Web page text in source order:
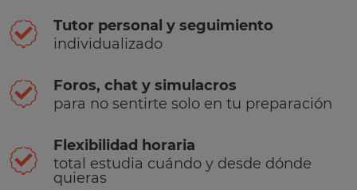
Tutor personal y seguimiento
individualizado
Foros, chat y simulacros
para no sentirte solo en tu preparación
Flexibilidad horaria
total estudia cuándo y desde dónde
quieras